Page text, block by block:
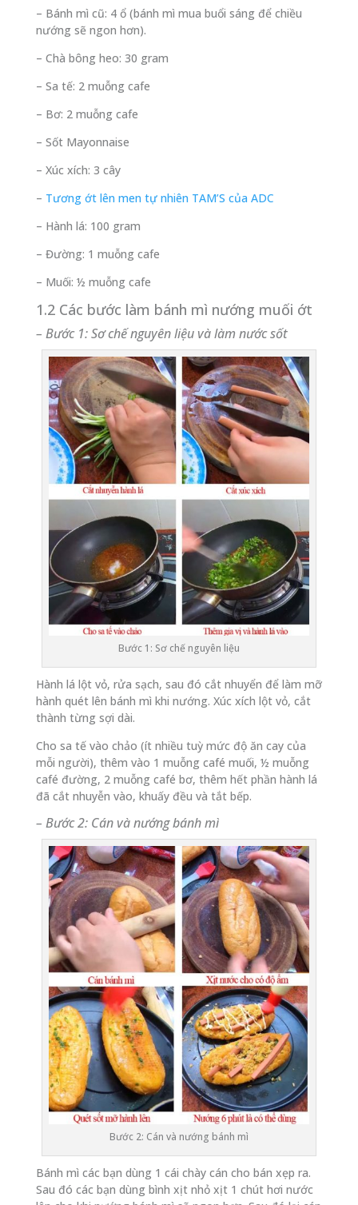
– Bánh mì cũ: 4 ổ (bánh mì mua buổi sáng để chiều
nướng sẽ ngon hơn).
– Chà bông heo: 30 gram
– Sa tế: 2 muỗng cafe
– Bơ: 2 muỗng cafe
– Sốt Mayonnaise
– Xúc xích: 3 cây
– Tương ớt lên men tự nhiên TAM’S của ADC
– Hành lá: 100 gram
– Đường: 1 muỗng cafe
– Muối: ½ muỗng cafe
1.2 Các bước làm bánh mì nướng muối ớt
– Bước 1: Sơ chế nguyên liệu và làm nước sốt
Bước 1: Sơ chế nguyên liệu
Hành lá lột vỏ, rửa sạch, sau đó cắt nhuyển để làm mỡ
hành quét lên bánh mì khi nướng. Xúc xích lột vỏ, cắt
thành từng sợi dài.
Cho sa tế vào chảo (ít nhiều tuỳ mức độ ăn cay của
mỗi người), thêm vào 1 muỗng café muối, ½ muỗng
café đường, 2 muỗng café bơ, thêm hết phần hành lá
đã cắt nhuyễn vào, khuấy đều và tắt bếp.
– Bước 2: Cán và nướng bánh mì
Bước 2: Cán và nướng bánh mì
Bánh mì các bạn dùng 1 cái chày cán cho bán xẹp ra.
Sau đó các bạn dùng bình xịt nhỏ xịt 1 chút hơi nước